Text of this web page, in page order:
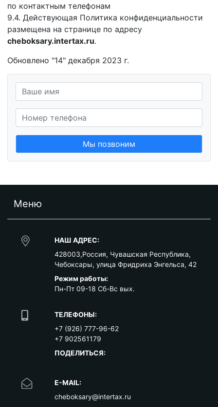
по контактным телефонам
9.4. Действующая Политика конфиденциальности
размещена на странице по адресу
cheboksary.intertax.ru.
Обновлено "14" декабря 2023 г.
Мы позвоним
Меню
НАШ АДРЕС:
428003,Россия, Чувашская Республика,
Чебоксары, улица Фридриха Энгельса, 42
Режим работы:
Пн-Пт 09-18 Сб-Вс вых.
ТЕЛЕФОНЫ:
+7 (926) 777-96-62
+7 902561179
ПОДЕЛИТЬСЯ:
E-MAIL:
cheboksary@intertax.ru